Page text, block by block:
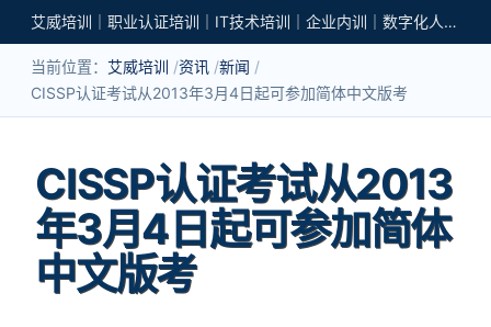
艾威培训｜职业认证培训｜IT技术培训｜企业内训｜数字化人才培养
当前位置： 艾威培训 资讯 新闻
CISSP认证考试从2013年3月4日起可参加简体中文版考
CISSP认证考试从2013
年3月4日起可参加简体
中文版考